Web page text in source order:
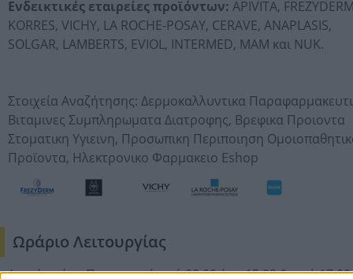
Ενδεικτικές εταιρείες προϊόντων: APIVITA,
KORRES, VICHY, LA ROCHE-POSAY, CERAVE, ANAPLASIS,
SOLGAR, LAMBERTS, EVIOL, INTERMED, MAM και NUK.
Στοιχεία Αναζήτησης: Δερμοκαλλυντικα
Βιταμινες Συμπληρωματα Διατροφης, Βρεφικα Προιοντα
Στοματικη Υγιεινη, Προσωπικη Περιποιηση
Προϊοντα, Ηλεκτρονικο Φαρμακειο Eshop
Ωράριο Λειτουργίας
Δευτέρα έως Παρασκευή από 08:00 έως 15:00 & από